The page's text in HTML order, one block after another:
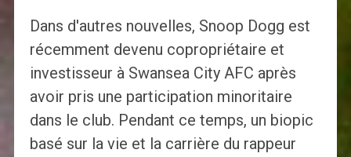
Dans d'autres nouvelles, Snoop Dogg est
récemment devenu copropriétaire et
investisseur à Swansea City AFC après
avoir pris une participation minoritaire
dans le club. Pendant ce temps, un biopic
basé sur la vie et la carrière du rappeur